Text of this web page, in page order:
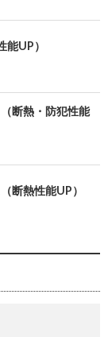
UP）
断熱・防犯性能
断熱性能UP）